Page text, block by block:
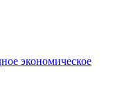
экономическое